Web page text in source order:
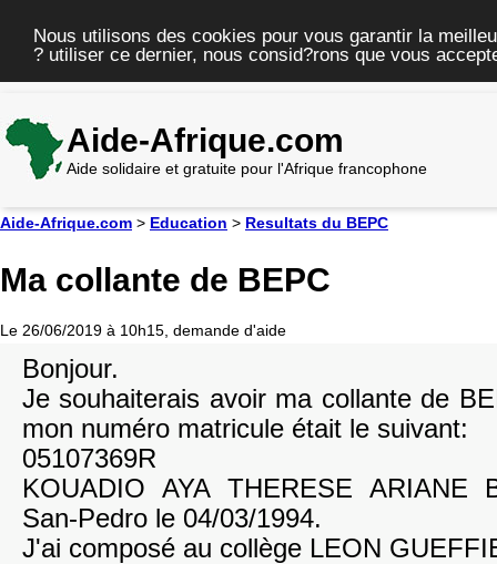
Nous utilisons des cookies pour vous garantir la
? utiliser ce dernier, nous consid?rons que vous
Aide-Afrique.com
Aide solidaire et gratuite pour l'Afrique francophone
Aide-Afrique.com > Education > Resultats du BEPC
Ma collante de BEPC
Le 26/06/2019 à 10h15, demande d'aide
Bonjour.
Je souhaiterais avoir ma collante de
mon numéro matricule était le suivant:
05107369R
KOUADIO AYA THERESE ARIANE
San-Pedro le 04/03/1994.
J'ai composé au collège LEON